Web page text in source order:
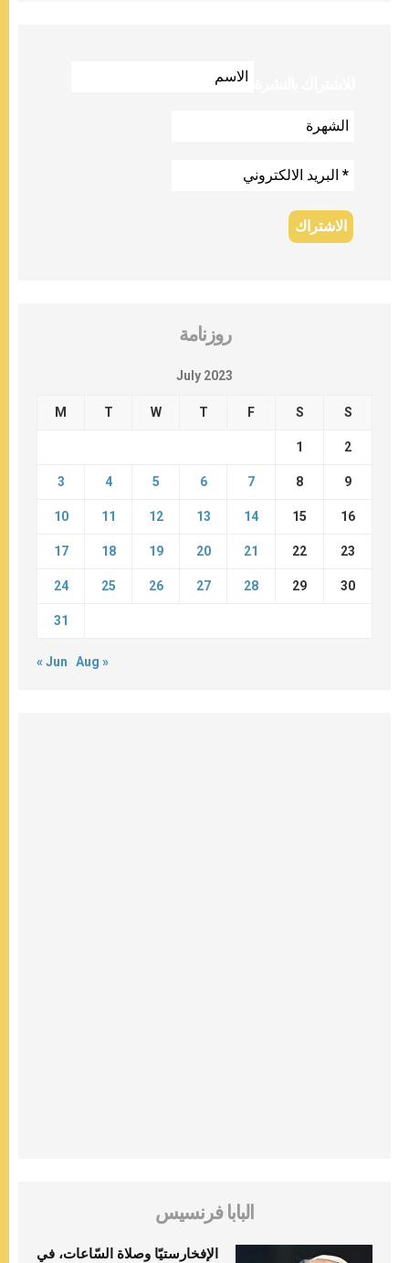
روزنامة
July 2023
M T W T F S S
1 2
3 4 5 6 7 8 9
10 11 12 13 14 15 16
17 18 19 20 21 22 23
24 25 26 27 28 29 30
31
« Jun Aug »
البابا فرنسيس
الإفخارستيّا وصلاة السّاعات، في